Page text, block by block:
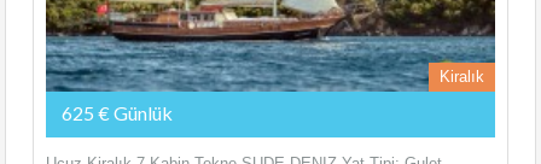
Kiralık
625 € Günlük